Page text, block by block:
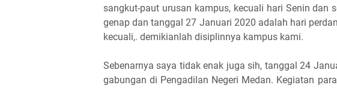
sangkut-paut urusan kampus, kecuali hari Senin dan
genap dan tanggal 27 Januari 2020 adalah hari
kecuali,. demikianlah disiplinnya kampus kami.
Sebenarnya saya tidak enak juga sih, tanggal 24
gabungan di Pengadilan Negeri Medan. Kegiatan